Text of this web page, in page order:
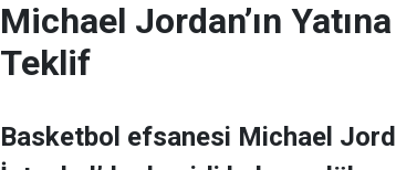
Michael Jordan’ın
Teklif
Basketbol efsanesi Michael